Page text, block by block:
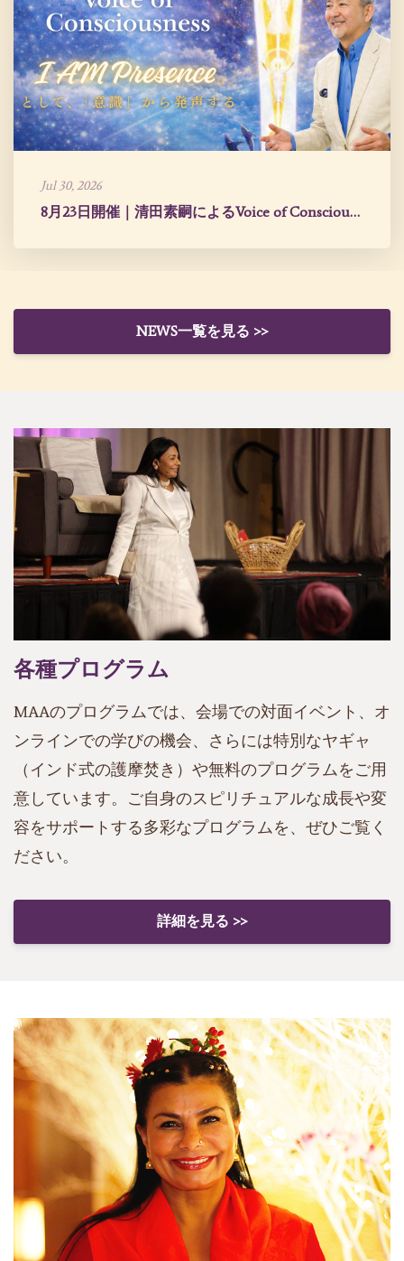
Jul 30, 2026
8月23日開催｜清田素嗣によるVoice of Consciousness
NEWS一覧を見る >>
各種プログラム
MAAのプログラムでは、会場での対面イベント、オ
ンラインでの学びの機会、さらには特別なヤギャ
（インド式の護摩焚き）や無料のプログラムをご用
意しています。ご自身のスピリチュアルな成長や変
容をサポートする多彩なプログラムを、ぜひご覧く
ださい。
詳細を見る >>